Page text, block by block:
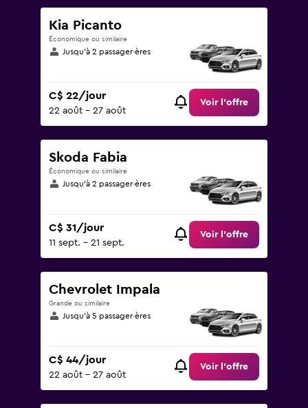
Kia Picanto
Économique ou similaire
Jusqu’à 2 passager·ères
C$ 22/jour
22 août - 27 août
Voir l’offre
Skoda Fabia
Économique ou similaire
Jusqu’à 2 passager·ères
C$ 31/jour
11 sept. - 21 sept.
Voir l’offre
Chevrolet Impala
Grande ou similaire
Jusqu’à 5 passager·ères
C$ 44/jour
22 août - 27 août
Voir l’offre